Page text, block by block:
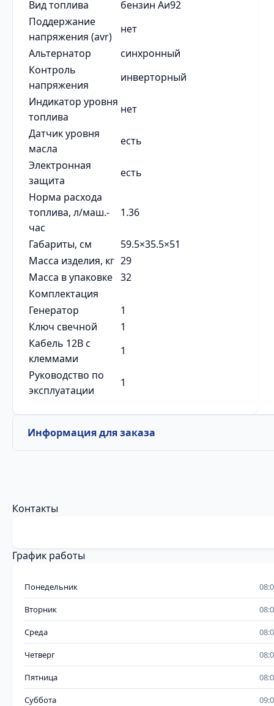
Вид топлива
бензин Аи92
Поддержание
напряжения (avr)
нет
Альтернатор
синхронный
Контроль
напряжения
инверторный
Индикатор уровня
топлива
нет
Датчик уровня
масла
есть
Электронная
защита
есть
Норма расхода
топлива, л/маш.-
час
1.36
Габариты, см
59.5×35.5×51
Масса изделия, кг 29
Масса в упаковке 32
Комплектация
Генератор
1
Ключ свечной
1
Кабель 12В с
клеммами
1
Руководство по
эксплуатации
1
Информация для заказа
Контакты
График работы
Понедельник
Вторник
Среда
Четверг
Пятница
Суббота